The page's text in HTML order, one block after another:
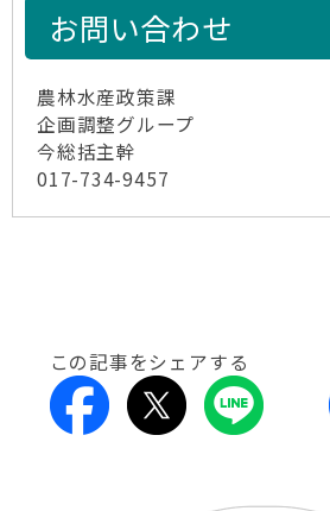
お問い合わせ
農林水産政策課
企画調整グループ
今総括主幹
017-734-9457
この記事をシェアする